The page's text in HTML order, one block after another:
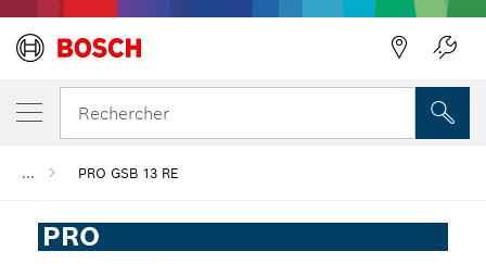
Rechercher
... PRO GSB 13 RE
PRO